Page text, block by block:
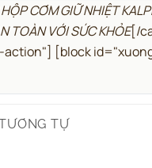
CƠM GIỮ NHIỆT
TOÀN VỚI SỨC KHỎE[/
action"] [block
TỰ